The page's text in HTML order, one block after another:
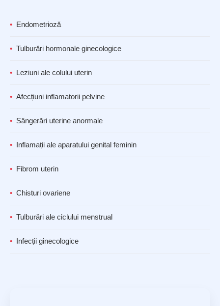
Endometrioză
Tulburări hormonale ginecologice
Leziuni ale colului uterin
Afecțiuni inflamatorii pelvine
Sângerări uterine anormale
Inflamații ale aparatului genital feminin
Fibrom uterin
Chisturi ovariene
Tulburări ale ciclului menstrual
Infecții ginecologice